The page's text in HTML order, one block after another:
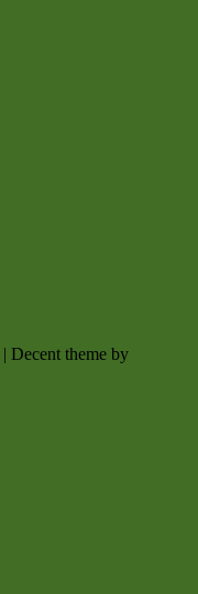
| Decent theme by